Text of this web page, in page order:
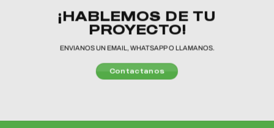
¡HABLEMOS DE TU
PROYECTO!
ENVIANOS UN EMAIL, WHATSAPP O LLAMANOS.
Contactanos